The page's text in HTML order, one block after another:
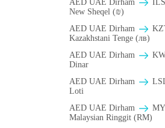
AED UAE Dirham
New Sheqel (₪)
AED UAE Dirham
Kazakhstani Tenge (лв)
AED UAE Dirham
Dinar
AED UAE Dirham
Loti
AED UAE Dirham
Malaysian Ringgit (RM)